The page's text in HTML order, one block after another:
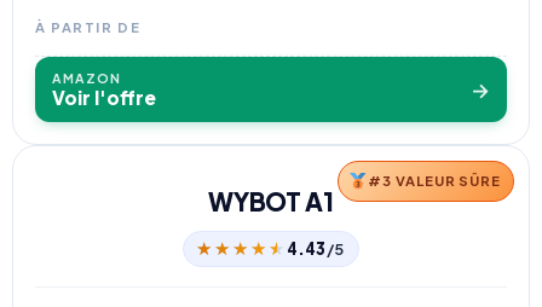
À PARTIR DE
AMAZON
Voir l'offre →
WYBOT A1
★★★★★
★★★★★ 4.43/5
#3 VALEUR SÛRE